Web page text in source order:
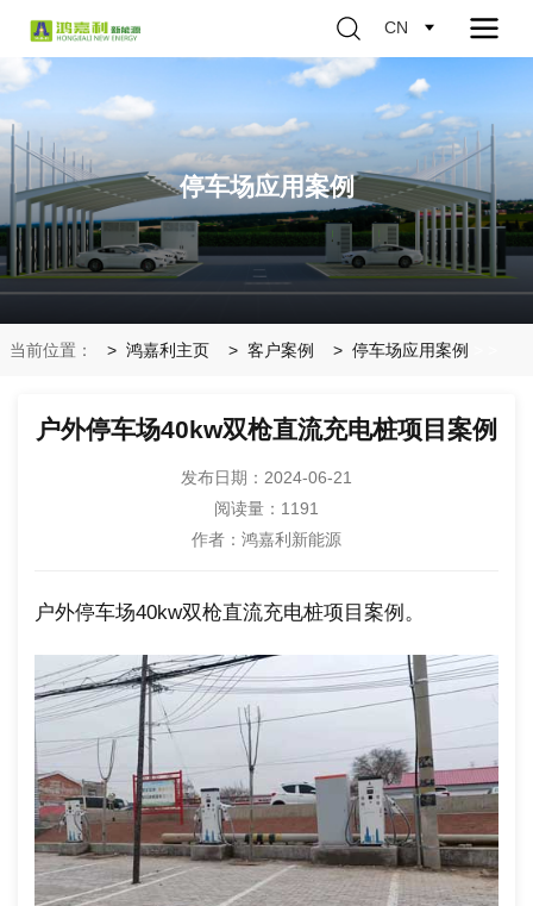
CN
停车场应用案例
当前位置： 鸿嘉利主页 客户案例 停车场应用案例
户外停车场40kw双枪直流充电桩项目案例
发布日期：2024-06-21
阅读量： 1191
作者：鸿嘉利新能源
户外停车场40kw双枪直流充电桩项目案例。